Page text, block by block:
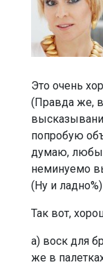
Это очень
(Правда же,
попробую
думаю,
неминуемо
(Ну и ладно%)
Так вот,
а) воск для
же в